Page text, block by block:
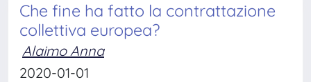
Che fine ha fatto la contrattazione
collettiva europea?
Alaimo Anna
2020-01-01